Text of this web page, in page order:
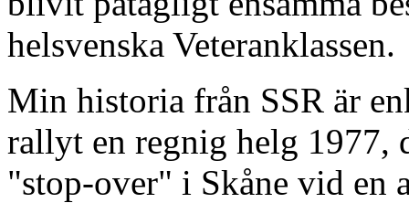
helsvenska Veteranklassen.
Min historia från SSR är
rallyt en regnig helg 1977,
"stop-over" i Skåne vid en